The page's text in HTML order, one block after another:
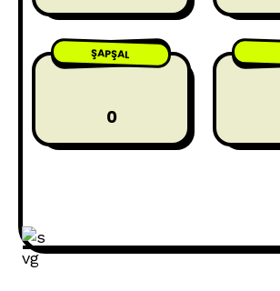
ŞAPŞAL
0